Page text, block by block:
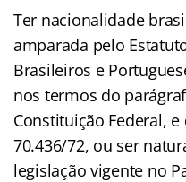
Ter nacionalidade
amparada pelo
Brasileiros e
nos termos do
Constituição Federal,
70.436/72, ou ser
legislação vigente no